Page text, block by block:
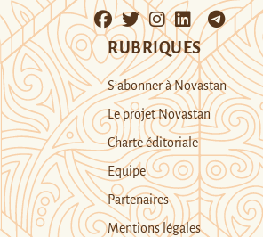
RUBRIQUES
S’abonner à Novastan
Le projet Novastan
Charte éditoriale
Equipe
Partenaires
Mentions légales